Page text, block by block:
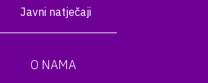
Javni natječaji
O NAMA